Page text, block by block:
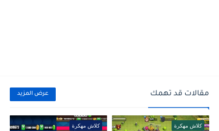
مقالات قد تهمك عرض المزيد
كلاش مهكرة كلاش مهكرة